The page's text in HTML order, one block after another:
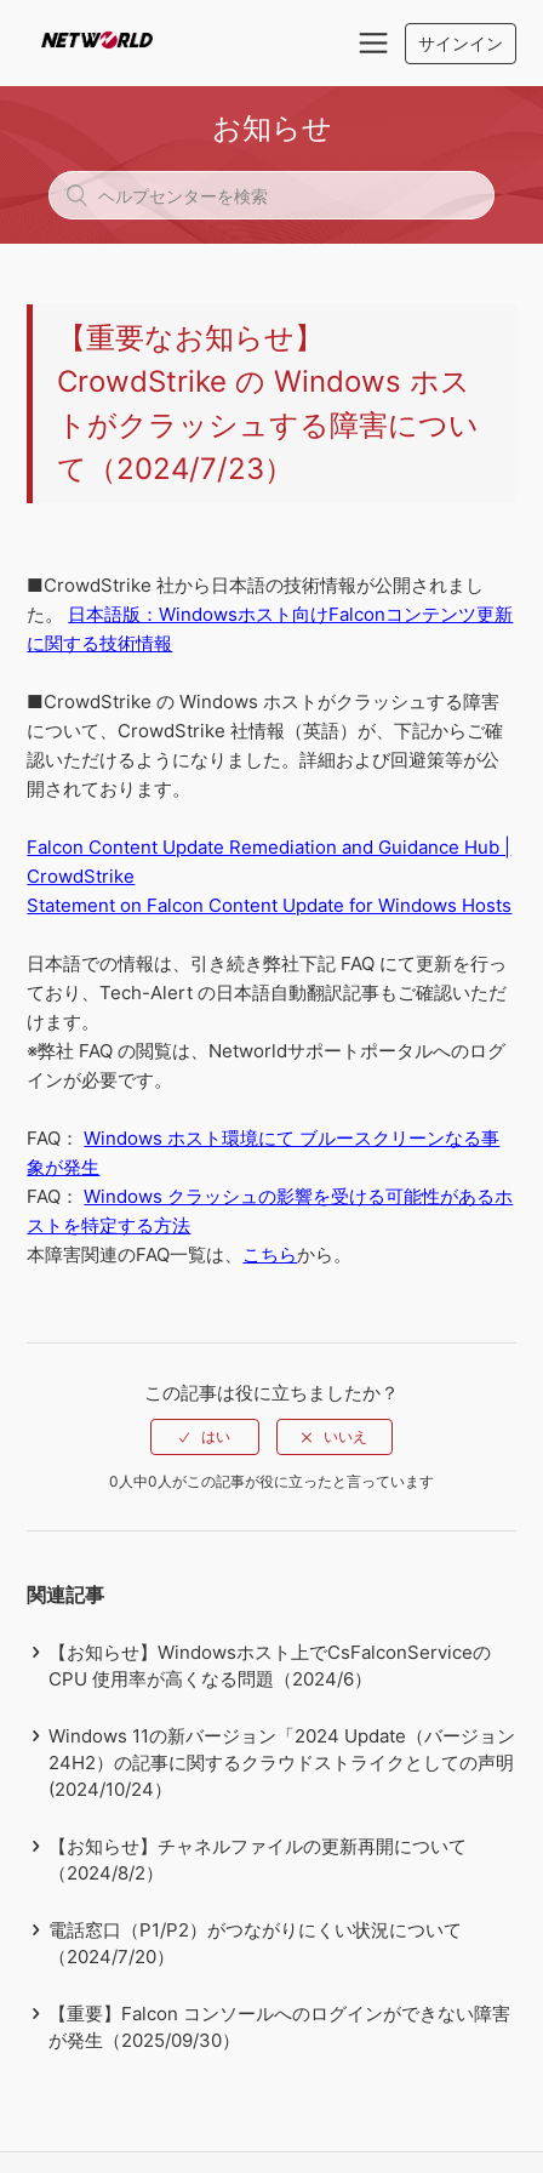
サインイン
お知らせ
【重要なお知らせ】
CrowdStrike の Windows ホス
トがクラッシュする障害につい
て（2024/7/23）
■CrowdStrike 社から日本語の技術情報が公開されまし
た。 日本語版：Windowsホスト向けFalconコンテンツ更新
に関する技術情報
■CrowdStrike の Windows ホストがクラッシュする障害
について、CrowdStrike 社情報（英語）が、下記からご確
認いただけるようになりました。詳細および回避策等が公
開されております。
Falcon Content Update Remediation and Guidance Hub |
CrowdStrike
Statement on Falcon Content Update for Windows Hosts
日本語での情報は、引き続き弊社下記 FAQ にて更新を行っ
ており、Tech-Alert の日本語自動翻訳記事もご確認いただ
けます。
※弊社 FAQ の閲覧は、Networldサポートポータルへのログ
インが必要です。
FAQ：Windows ホスト環境にて ブルースクリーンなる事
象が発生
FAQ：Windows クラッシュの影響を受ける可能性があるホ
ストを特定する方法
本障害関連のFAQ一覧は、 こちらから。
この記事は役に立ちましたか？
0人中0人がこの記事が役に立ったと言っています
関連記事
【お知らせ】Windowsホスト上でCsFalconServiceの
CPU 使用率が高くなる問題（2024/6）
Windows 11の新バージョン「2024 Update（バージョン
24H2）の記事に関するクラウドストライクとしての声明
(2024/10/24）
【お知らせ】チャネルファイルの更新再開について
（2024/8/2）
電話窓口（P1/P2）がつながりにくい状況について
（2024/7/20）
【重要】Falcon コンソールへのログインができない障害
が発生（2025/09/30）